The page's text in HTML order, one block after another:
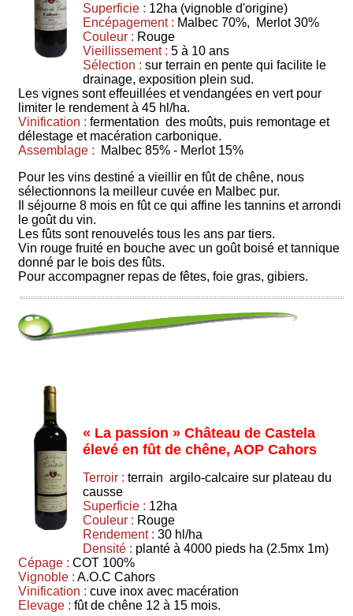
Superficie : 12ha (vignoble d'origine)
Encépagement : Malbec 70%, Merlot 30%
Couleur : Rouge
Vieillissement : 5 à 10 ans
Sélection : sur terrain en pente qui facilite le
drainage, exposition plein sud.
Les vignes sont effeuillées et vendangées en vert pour
limiter le rendement à 45 hl/ha.
Vinification : fermentation des moûts, puis remontage et
délestage et macération carbonique.
Assemblage :
Malbec 85% - Merlot 15%
Pour les vins destiné a vieillir en fût de chêne, nous
sélectionnons la meilleur cuvée en Malbec pur.
Il séjourne 8 mois en fût ce qui affine les tannins et arrondi
le goût du vin.
Les fûts sont renouvelés tous les ans par tiers.
Vin rouge fruité en bouche avec un goût boisé et tannique
donné par le bois des fûts.
Pour accompagner repas de fêtes, foie gras, gibiers.
« La passion » Château de Castela
élevé en fût de chêne, AOP Cahors
Terroir : terrain argilo-calcaire sur plateau du
causse
Superficie : 12ha
Couleur : Rouge
Rendement : 30 hl/ha
Densité : planté à 4000 pieds ha (2.5mx 1m)
Cépage : COT 100%
Vignoble : A.O.C Cahors
Vinification : cuve inox avec macération
Elevage : fût de chêne 12 à 15 mois.